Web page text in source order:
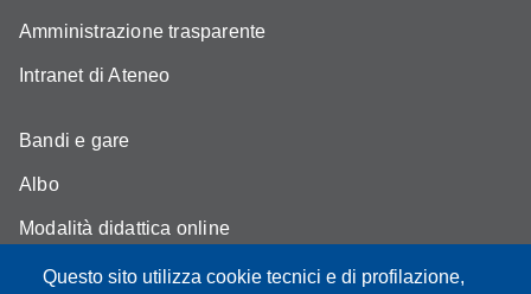
Questo sito utilizza cookie tecnici e di profilazione,
Amministrazione trasparente
Intranet di Ateneo
Bandi e gare
Albo
Modalità didattica online
Segreteria studenti